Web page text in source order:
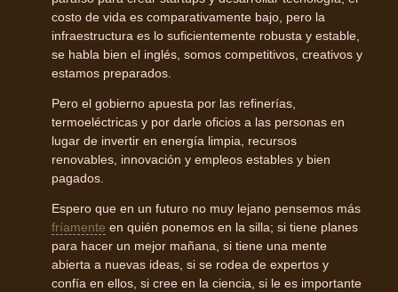
costo de vida es comparativamente bajo, pero la
infraestructura es lo suficientemente robusta y estable,
se habla bien el inglés, somos competitivos, creativos y
estamos preparados.
Pero el gobierno apuesta por las refinerías,
termoeléctricas y por darle oficios a las personas en
lugar de invertir en energía limpia, recursos
renovables, innovación y empleos estables y bien
pagados.
Espero que en un futuro no muy lejano pensemos más
fríamente en quién ponemos en la silla; si tiene planes
para hacer un mejor mañana, si tiene una mente
abierta a nuevas ideas, si se rodea de expertos y
confía en ellos, si cree en la ciencia, si le es importante